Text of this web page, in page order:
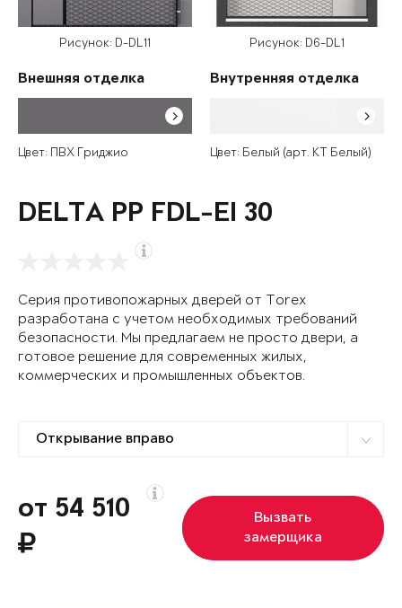
Рисунок: D-DL11
Внешняя отделка
Цвет: ПВХ Гриджио
Рисунок: D6-DL1
Внутренняя отделка
Цвет: Белый (арт. КТ Белый)
DELTA PP FDL-EI 30
Серия противопожарных дверей от Torex
разработана с учетом необходимых требований
безопасности. Мы предлагаем не просто двери, а
готовое решение для современных жилых,
коммерческих и промышленных объектов.
от 54 510
Вызвать
замерщика